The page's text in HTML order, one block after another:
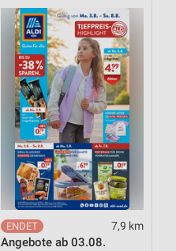
7,9 km
Angebote ab 03.08.